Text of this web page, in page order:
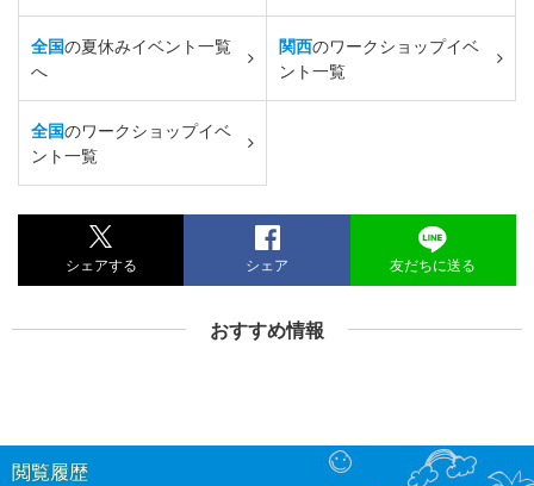
全国の夏休みイベント一覧
へ
関西のワークショップイベ
ント一覧
全国のワークショップイベ
ント一覧
シェアする シェア 友だちに送る
おすすめ情報
閲覧履歴